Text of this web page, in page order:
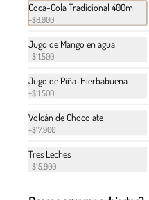
Polpettes apanados con salsa peperoncino
y cebollín fresco.
Tiramisú
Postre italiano con capas de bizcocho al
Coca-Cola Tradicional 400ml
+$8.900
Jugo de Mango en agua
+$11.500
Jugo de Piña-Hierbabuena
+$11.500
Volcán de Chocolate
+$17.900
Tres Leches
+$15.900